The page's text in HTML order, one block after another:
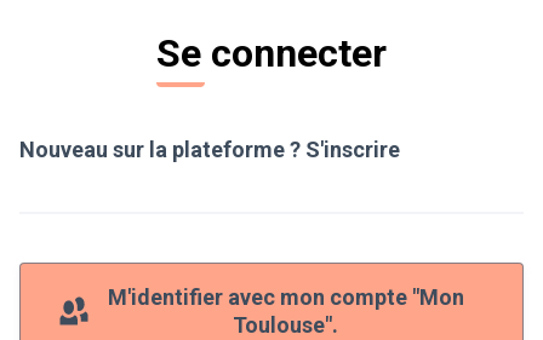
Se connecter
Nouveau sur la plateforme ? S'inscrire
M'identifier avec mon compte "Mon
Toulouse".